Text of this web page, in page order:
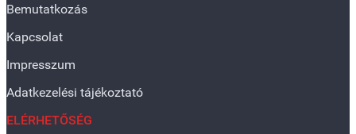
Bemutatkozás
Kapcsolat
Impresszum
Adatkezelési tájékoztató
ELÉRHETŐSÉG